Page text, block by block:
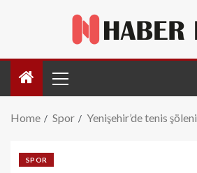
Home Spor Yenişehir’de tenis şöleni
SPOR